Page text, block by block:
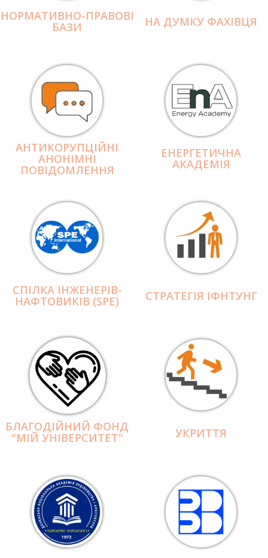
НОРМАТИВНО-ПРАВОВІ
БАЗИ НА ДУМКУ ФАХІВЦЯ
АНТИКОРУПЦІЙНІ
АНОНІМНІ
ПОВІДОМЛЕННЯ
ЕНЕРГЕТИЧНА
АКАДЕМІЯ
СПІЛКА ІНЖЕНЕРІВ-
НАФТОВИКІВ (SPE) СТРАТЕГІЯ ІФНТУНГ
БЛАГОДІЙНИЙ ФОНД
"МІЙ УНІВЕРСИТЕТ" УКРИТТЯ